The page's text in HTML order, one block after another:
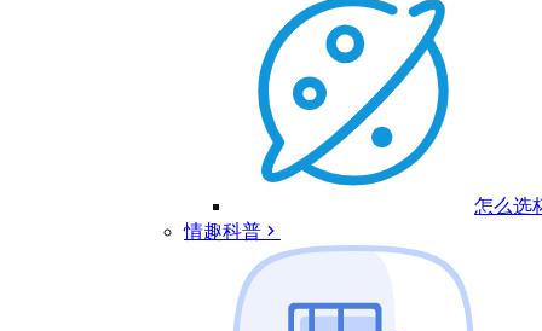
怎么选
情趣科普